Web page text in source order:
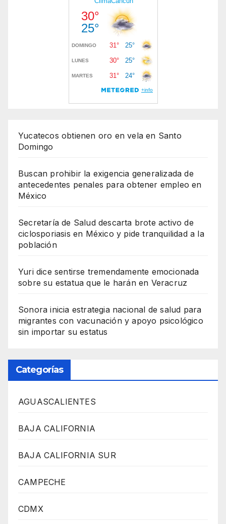
Yucatecos obtienen oro en vela en Santo
Domingo
Buscan prohibir la exigencia generalizada de
antecedentes penales para obtener empleo en
México
Secretaría de Salud descarta brote activo de
ciclosporiasis en México y pide tranquilidad a la
población
Yuri dice sentirse tremendamente emocionada
sobre su estatua que le harán en Veracruz
Sonora inicia estrategia nacional de salud para
migrantes con vacunación y apoyo psicológico
sin importar su estatus
Categorías
AGUASCALIENTES
BAJA CALIFORNIA
BAJA CALIFORNIA SUR
CAMPECHE
CDMX